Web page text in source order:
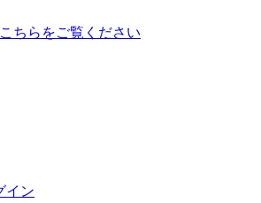
ちらをご覧ください
イン